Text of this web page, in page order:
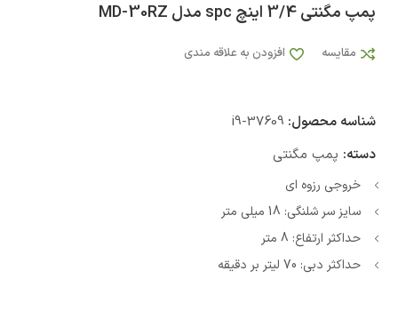
پمپ مگنتی 3/4 اینچ spc مدل MD-30RZ
مقایسه افزودن به علاقه مندی
شناسه محصول: i9-37609
دسته: پمپ مگنتی
خروجی رزوه ای
سایز سر شلنگی: 18 میلی متر
حداکثر ارتفاع: 8 متر
حداکثر دبی: 70 لیتر بر دقیقه